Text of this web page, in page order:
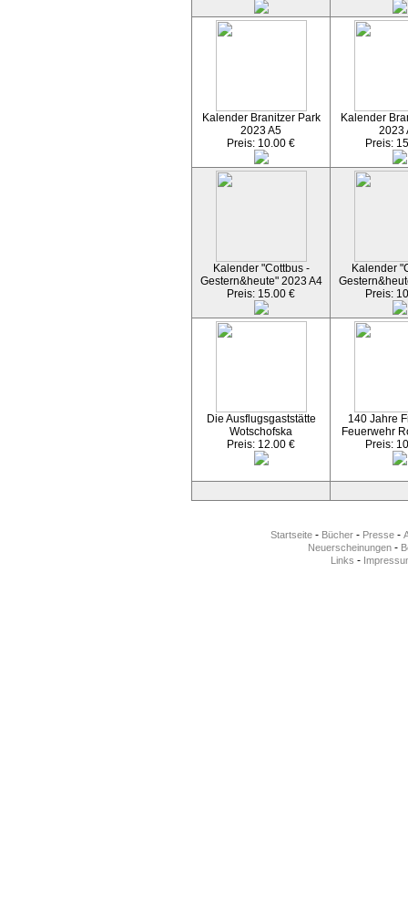
Kalender Branitzer Park
2023 A5
Preis: 10.00 €
Kalender
2023
Preis:
Kalender "Cottbus -
Gestern&heute" 2023 A4
Preis: 15.00 €
Kalender
Preis:
Die Ausflugsgaststätte
Wotschofska
Preis: 12.00 €
140 Jahre
Feuerwehr
Preis:
Startseite - Bücher - Presse -
Neuerscheinungen-
Links -